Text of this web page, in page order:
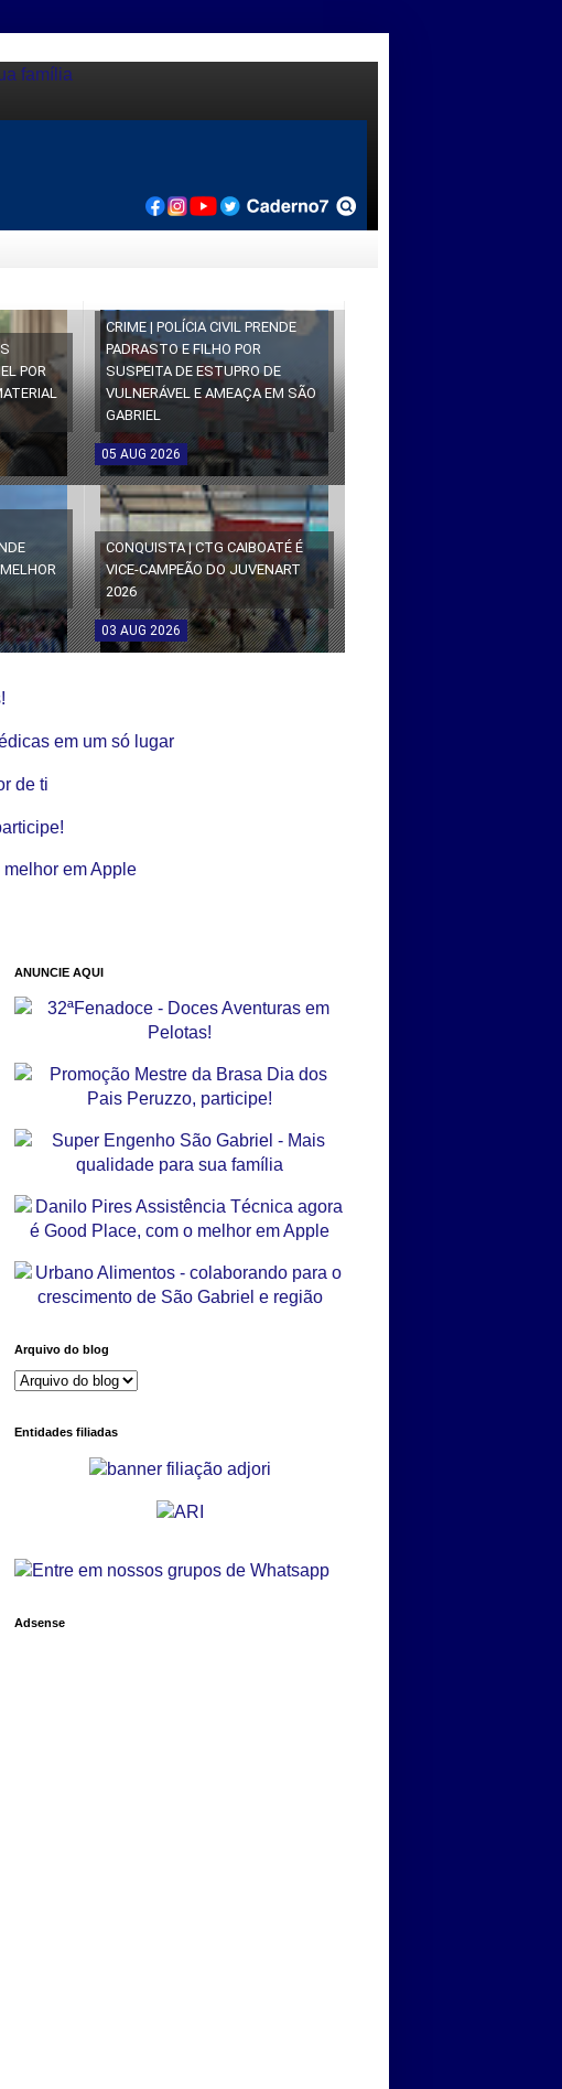
POR
CRIME | POLÍCIA CIVIL PRENDE
PADRASTO E FILHO POR
SUSPEITA DE ESTUPRO DE
VULNERÁVEL E AMEAÇA EM SÃO
GABRIEL
05 AUG 2026
CONQUISTA | CTG CAIBOATÉ É
VICE-CAMPEÃO DO JUVENART
2026
03 AUG 2026
ANUNCIE AQUI
Arquivo do blog
Entidades filiadas
Adsense